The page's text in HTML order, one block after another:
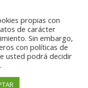
|Política de
para la
propias con
de carácter
Sin embargo,
con políticas de
usted podrá decidir